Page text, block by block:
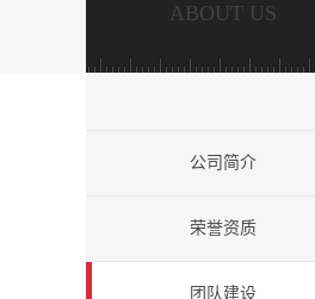
ABOUT US
公司简介
荣誉资质
团队建设